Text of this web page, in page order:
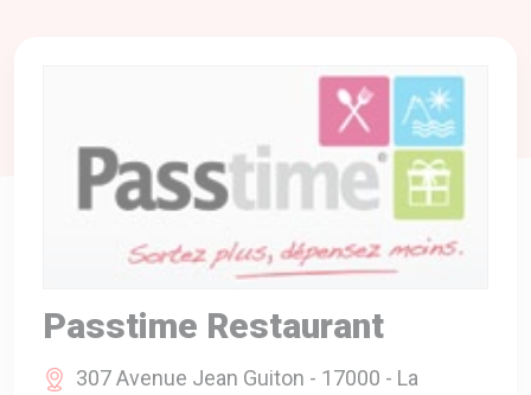
ENTREPRISE
CATALOGUES
Passtime Restaurant
307 Avenue Jean Guiton - 17000 - La